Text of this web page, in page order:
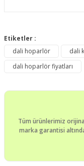
konularda yetersiz
Görüş ve önerileriniz
Ürün
Ürün fiyatı diğer
Etiketler :
dali hoparlör
dali
dali hoparlör fiyatları
Tüm ürünlerimiz
marka garantisi